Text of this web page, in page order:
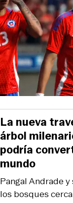
Pangal Andrade
los bosques
La nueva
árbol
podría
mundo